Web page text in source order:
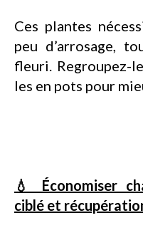
Ces plantes
peu d’arrosage,
fleuri. Regroupez-
les en pots pour
💧 Économiser
ciblé et